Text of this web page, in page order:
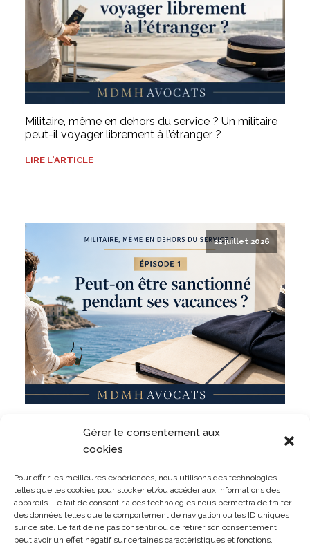
Gérer le consentement aux
cookies
Pour offrir les meilleures expériences, nous utilisons des technologies
telles que les cookies pour stocker et/ou accéder aux informations des
appareils. Le fait de consentir à ces technologies nous permettra de traiter
des données telles que le comportement de navigation ou les ID uniques
sur ce site. Le fait de ne pas consentir ou de retirer son consentement
peut avoir un effet négatif sur certaines caractéristiques et fonctions.
Militaire, même en dehors du service ? Un militaire
peut-il voyager librement à l’étranger ?
LIRE L'ARTICLE
22 juillet 2026
peut-il être sanctionné pour des faits commis
pendant ses vacances ?
LIRE L'ARTICLE